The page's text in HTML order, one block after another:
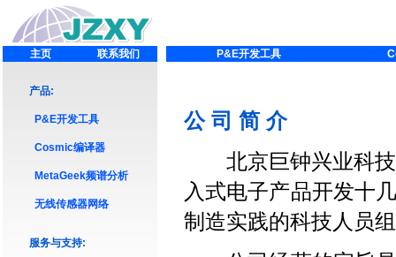
主页 联系我们
产品:
P&E开发工具
Cosmic编译器
MetaGeek频谱分析
无线传感器网络
服务与支持:
P&E开发工具
公 司 简 介
北京巨钟兴业科技
入式电子产品开发十
制造实践的科技人员